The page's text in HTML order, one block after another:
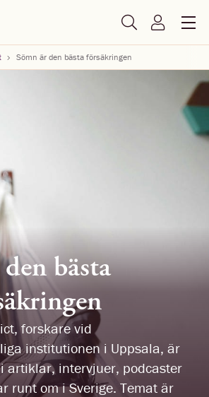
Sömn är den bästa försäkringen
bästa
forskare vid
institutionen i Uppsala, är
artiklar, intervjuer, podcaster
runt om i Sverige. Temat är